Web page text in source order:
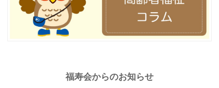
福寿会からのお知らせ